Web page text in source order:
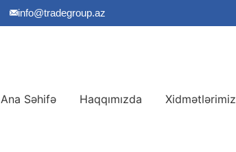
info@tradegroup.az
Ana Səhifə Haqqımızda Xidmətlərimiz